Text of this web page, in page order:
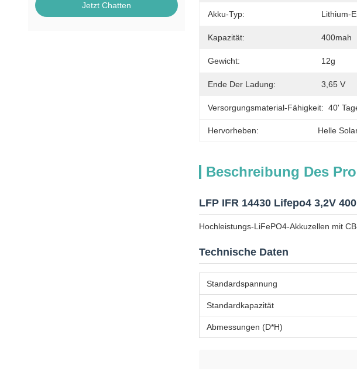
Jetzt Chatten
Akku-Typ: Lithium-
Kapazität: 400mah
Gewicht: 12g
Ende Der Ladung: 3,65 V
Versorgungsmaterial-Fähigkeit: 40'
Hervorheben: Helle
Beschreibung Des
LFP IFR 14430 Lifepo4 3,2V
Hochleistungs-LiFePO4-Akkuzellen mit
Technische Daten
Standardspannung
Standardkapazität
Abmessungen (D*H)